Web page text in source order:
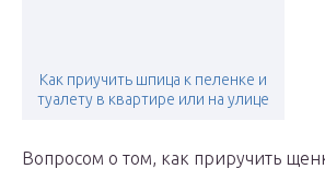
Как приучить шпица к пеленке и
туалету в квартире или на улице
Вопросом о том, как приручить